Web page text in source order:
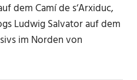
dem Camí de s‘Arxiduc,
Ludwig Salvator auf dem
im Norden von